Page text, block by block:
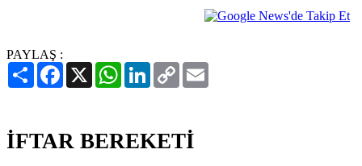
PAYLAŞ :
PaylaşFacebook
X WhatsAppLinkedIn
Copy
Link
İFTAR BEREKETİ